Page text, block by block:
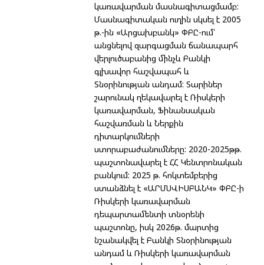
կառավարման մասնագիտացմամբ:
Մասնագիտական ուղին սկսել է 2005
թ.-ին «Արցախբանկ» ՓԲԸ-ում՝
անցնելով զարգացման ճանապարհ
վերլուծաբանից մինչև Բանկի
գլխավոր հաշվապահ և
Տնօրինության անդամ: Տարիներ
շարունակ ղեկավարել է Ռիսկերի
կառավարման, Ֆինանսական
հաշվառման և Ներքին
դիտարկումների
ստորաբաժանումները: 2020-2025թթ.
պաշտոնավարել է ՀՀ Կենտրոնական
բանկում: 2025 թ. հոկտեմբերից
ստանձնել է «ԱՐՄՍՎԻՍԲԱՆԿ» ՓԲԸ-ի
Ռիսկերի կառավարման
դեպարտամենտի տնօրենի
պաշտոնը, իսկ 2026թ. մարտից
նշանակվել է Բանկի Տնօրինության
անդամ և Ռիսկերի կառավարման